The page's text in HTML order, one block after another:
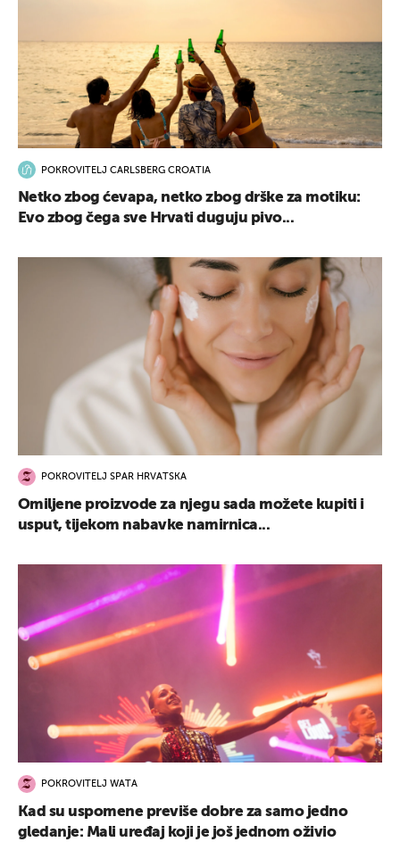
POKROVITELJ CARLSBERG CROATIA
Netko zbog ćevapa, netko zbog drške za motiku:
Evo zbog čega sve Hrvati duguju pivo...
POKROVITELJ SPAR HRVATSKA
Omiljene proizvode za njegu sada možete kupiti i
usput, tijekom nabavke namirnica...
POKROVITELJ WATA
Kad su uspomene previše dobre za samo jedno
gledanje: Mali uređaj koji je još jednom oživio